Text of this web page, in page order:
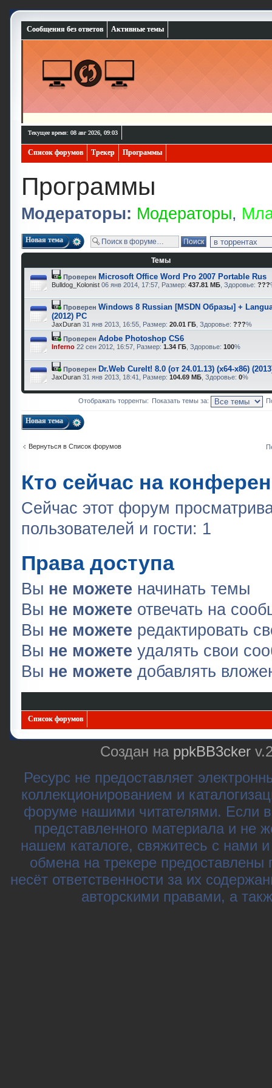
Сообщения без ответов Активные темы
Текущее время: 08 авг 2026, 09:03
Список форумов Трекер Программы
Программы
Модераторы: Модераторы,
Новая тема
Темы
Проверен Microsoft Office Word Pro 2007 Portable Rus
Bulldog_Kolonist 06 янв 2014, 17:57, Размер: 437.81 МБ , Здоровье: ???
Проверен Windows 8 Russian [MSDN Образы] +
(2012) PC
JaxDuran 31 янв 2013, 16:55, Размер: 20.01 ГБ , Здоровье: ???%
Проверен Adobe Photoshop CS6
Inferno 22 сен 2012, 16:57, Размер: 1.34 ГБ , Здоровье: 100%
Проверен Dr.Web CureIt! 8.0 (от 24.01.13) (x64-x86)
JaxDuran 31 янв 2013, 18:41, Размер: 104.69 МБ , Здоровье: 0%
Отображать торренты: Показать темы за:
Новая тема
Вернуться в Список форумов
Кто сейчас на
Сейчас этот форум
пользователей и гости: 1
Права доступа
Вы не можете начинать темы
Вы не можете отвечать на
Вы не можете редактировать
Вы не можете удалять свои
Вы не можете добавлять
Список форумов
Создан на ppkBB3cker
Ресурс не предоставляет
коллекционированием и
форуме нашими читателями. Если
представленного материала и не
нашем каталоге, свяжитесь с нами
обмена на трекере
несёт ответственности за их
авторскими правами, а